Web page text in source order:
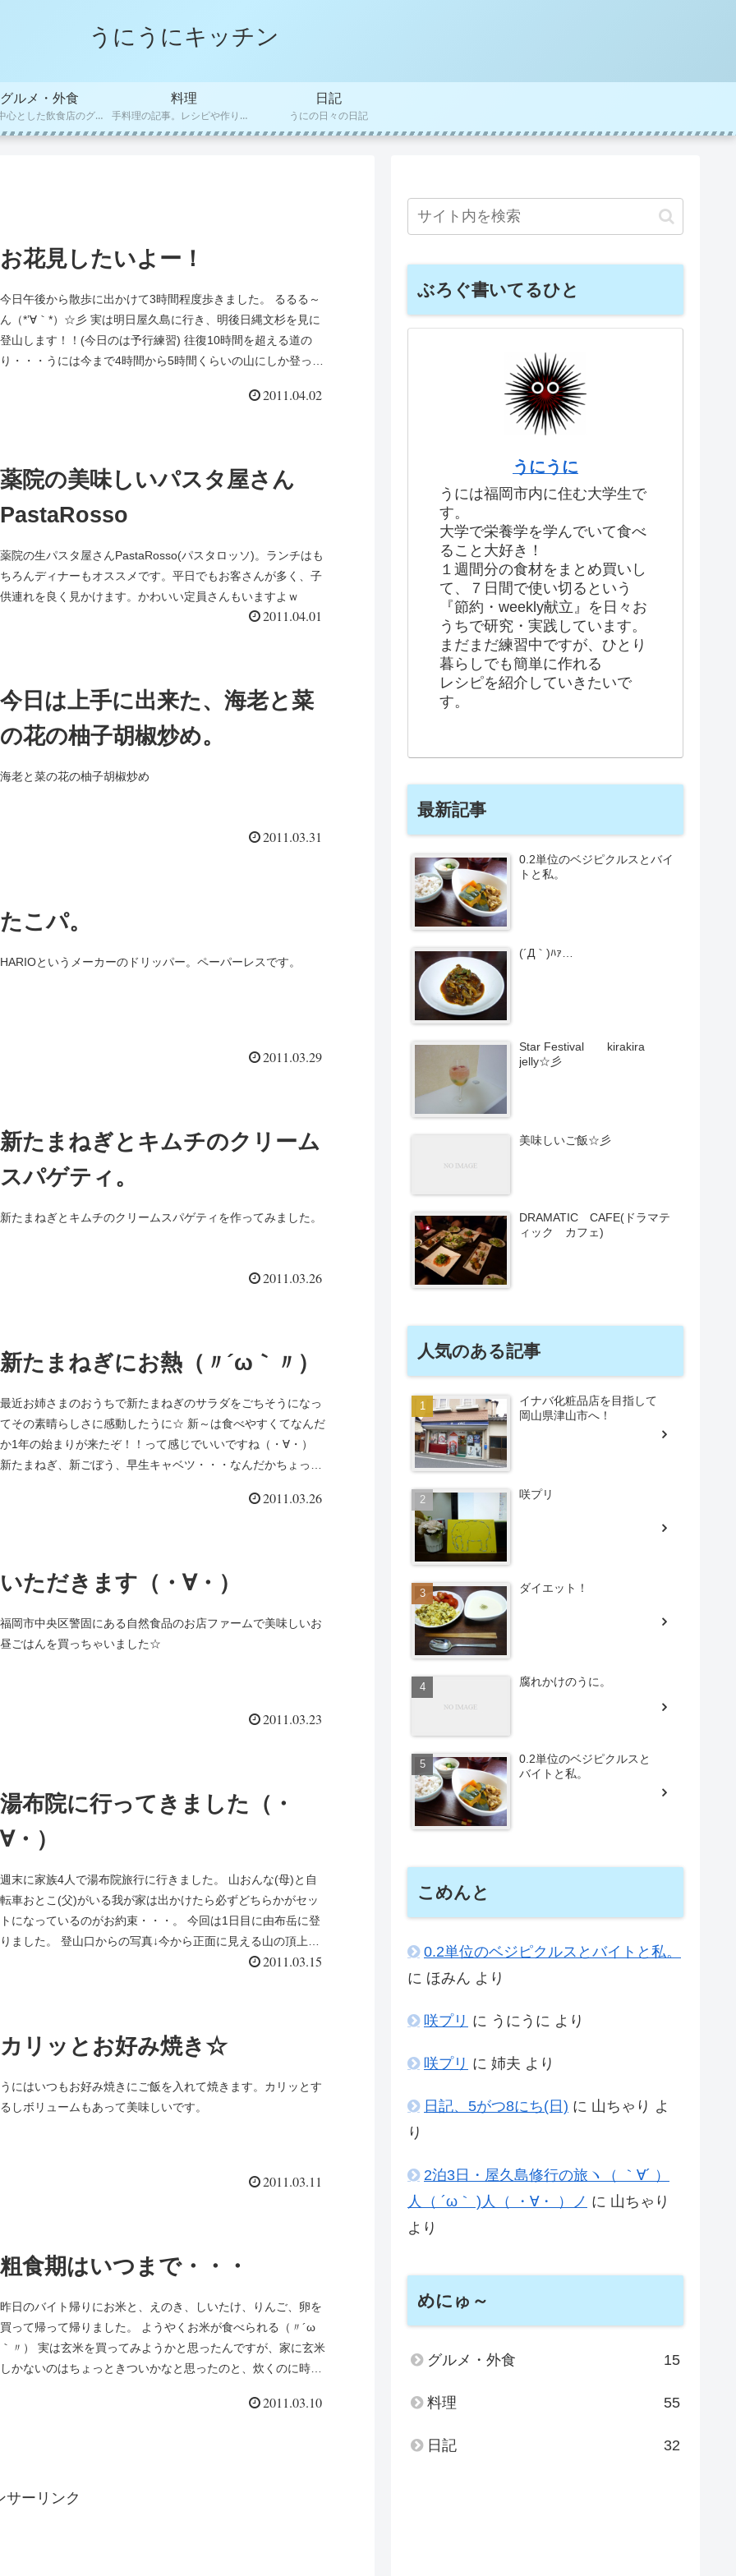
うにうにキッチン
グルメ・外食
福岡を中心とした飲食店のグルメレビュー
料理
手料理の記事。レシピや作り方など
日記
うにの日々の日記
お花見したいよー！
今日午後から散歩に出かけて3時間程度歩きました。 るるる～
ん（*’∀｀*）☆彡 実は明日屋久島に行き、明後日縄文杉を見に
登山します！！(今日のは予行練習) 往復10時間を超える道の
り・・・うには今まで4時間から5時間くらいの山にしか登った
2011.04.02
薬院の美味しいパスタ屋さん
PastaRosso
薬院の生パスタ屋さんPastaRosso(パスタロッソ)。ランチはも
ちろんディナーもオススメです。平日でもお客さんが多く、子
供連れを良く見かけます。かわいい定員さんもいますよｗ
2011.04.01
今日は上手に出来た、海老と菜
の花の柚子胡椒炒め。
海老と菜の花の柚子胡椒炒め
2011.03.31
たこパ。
HARIOというメーカーのドリッパー。ペーパーレスです。
2011.03.29
新たまねぎとキムチのクリーム
スパゲティ。
新たまねぎとキムチのクリームスパゲティを作ってみました。
2011.03.26
新たまねぎにお熱（〃´ω｀〃）
最近お姉さまのおうちで新たまねぎのサラダをごちそうになっ
てその素晴らしさに感動したうに☆ 新～は食べやすくてなんだ
か1年の始まりが来たぞ！！って感じでいいですね（・∀・）
新たまねぎ、新ごぼう、早生キャベツ・・・なんだかちょっと
2011.03.26
いただきます（・∀・）
福岡市中央区警固にある自然食品のお店ファームで美味しいお
昼ごはんを買っちゃいました☆
2011.03.23
湯布院に行ってきました（・
∀・）
週末に家族4人で湯布院旅行に行きました。 山おんな(母)と自
転車おとこ(父)がいる我が家は出かけたら必ずどちらかがセッ
トになっているのがお約束・・・。 今回は1日目に由布岳に登
りました。 登山口からの写真↓今から正面に見える山の頂上を
2011.03.15
カリッとお好み焼き☆
うにはいつもお好み焼きにご飯を入れて焼きます。カリッとす
るしボリュームもあって美味しいです。
2011.03.11
粗食期はいつまで・・・
昨日のバイト帰りにお米と、えのき、しいたけ、りんご、卵を
買って帰って帰りました。 ようやくお米が食べられる（〃´ω
｀〃） 実は玄米を買ってみようかと思ったんですが、家に玄米
しかないのはちょっときついかなと思ったのと、炊くのに時間
2011.03.10
サーリンク
ぶろぐ書いてるひと
うにうに
うには福岡市内に住む大学生で
す。
大学で栄養学を学んでいて食べ
ること大好き！
１週間分の食材をまとめ買いし
て、７日間で使い切るという
『節約・weekly献立』を日々お
うちで研究・実践しています。
まだまだ練習中ですが、ひとり
暮らしでも簡単に作れる
レシピを紹介していきたいで
す。
最新記事
0.2単位のベジピクルスとバイ
トと私。
(´Д｀)ﾊｧ…
Star Festival kirakira
jelly☆彡
美味しいご飯☆彡
DRAMATIC CAFE(ドラマテ
ィック カフェ)
人気のある記事
イナバ化粧品店を目指して
岡山県津山市へ！
咲プリ
ダイエット！
腐れかけのうに。
0.2単位のベジピクルスと
バイトと私。
こめんと
0.2単位のベジピクルスとバイトと私。
に ほみん より
咲プリ に うにうに より
咲プリ に 姉夫 より
日記、5がつ8にち(日) に 山ちゃり よ
り
2泊3日・屋久島修行の旅ヽ（ ｀∀´ ）
人（ ´ω｀ )人（ ・∀・ ）ノ に 山ちゃり
より
めにゅ～
グルメ・外食 15
料理 55
日記 32